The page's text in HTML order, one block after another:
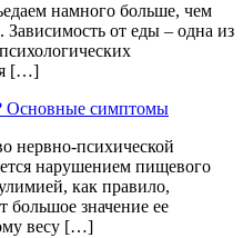
намного больше, чем
Зависимость от еды – одна из
[…]
Основные симптомы
нервно-психической
нарушением пищевого
как правило,
большое значение ее
весу […]